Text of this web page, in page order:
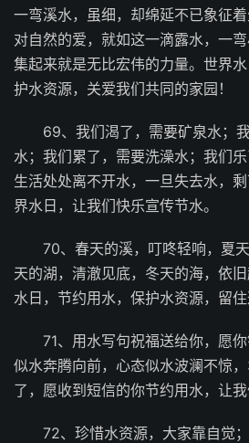
一弯溪水，虽细，却绵延不已象征
对自然的爱，就如这一滴露水，一
集起来就是无比宏伟的力量。世界
护水资源，关爱我们共同的家园！
69、我们渴了，需要矿泉水；
水；我们累了，需要洗澡水；我们
生活处处离不开水，一旦失去水，
界水日，让我们快乐宣传节水。
70、春天的溪，叮咚轻响，夏
天的湖，清澈见底，冬天的海，依
水日，节约用水，保护水资源，留
71、用水写句祝福送给你，愿
似水奔腾向前，心态似水波澜不惊
了，愿收到短信的你节约用水，让
72、珍惜水资源，大家靠自觉